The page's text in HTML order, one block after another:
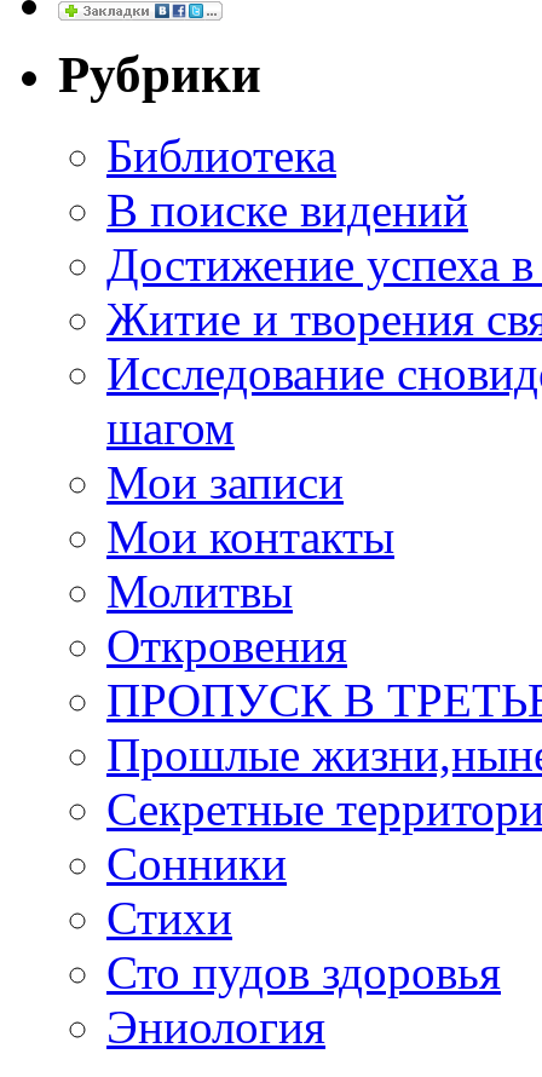
Рубрики
Библиотека
В поиске видений
Достижение успеха
Житие и творения
Исследование
шагом
Мои записи
Мои контакты
Молитвы
Откровения
ПРОПУСК В
Прошлые
Секретные
Сонники
Стихи
Сто пудов здоровья
Эниология